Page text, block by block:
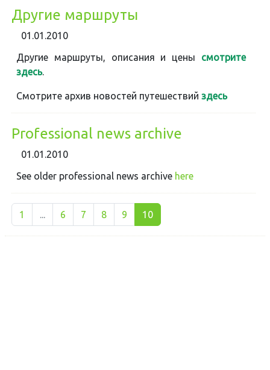
Другие маршруты
01.01.2010
Другие маршруты, описания и цены
смотрите
здесь.
Смотрите архив новостей путешествий здесь
Professional news archive
01.01.2010
See older professional news archive here
1 ... 6 7 8 9 10